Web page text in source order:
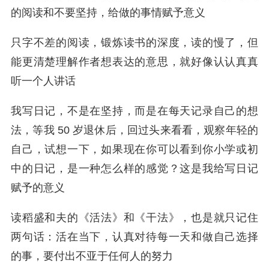
的阅读和不要坚持，给做的事情赋予意义
只字不差的阅读，锻炼读书的深度，读的慢了，但
能更清楚理解作者想表达的意思，就好像认认真真
听一个人讲话
我写日记，不是在坚持，而是在每天记录自己的想
法，等我 50 岁退休后，回过头来看看，观察年轻的
自己，试想一下，如果现在你可以看到你小学或初
中的日记，是一种怎么样的感觉？这是我给写日记
赋予的意义
读稻盛和夫的《活法》和《干法》，也是就只记住
两句话：活在当下，认真对待每一天和做自己选择
的事，要付出不亚于任何人的努力